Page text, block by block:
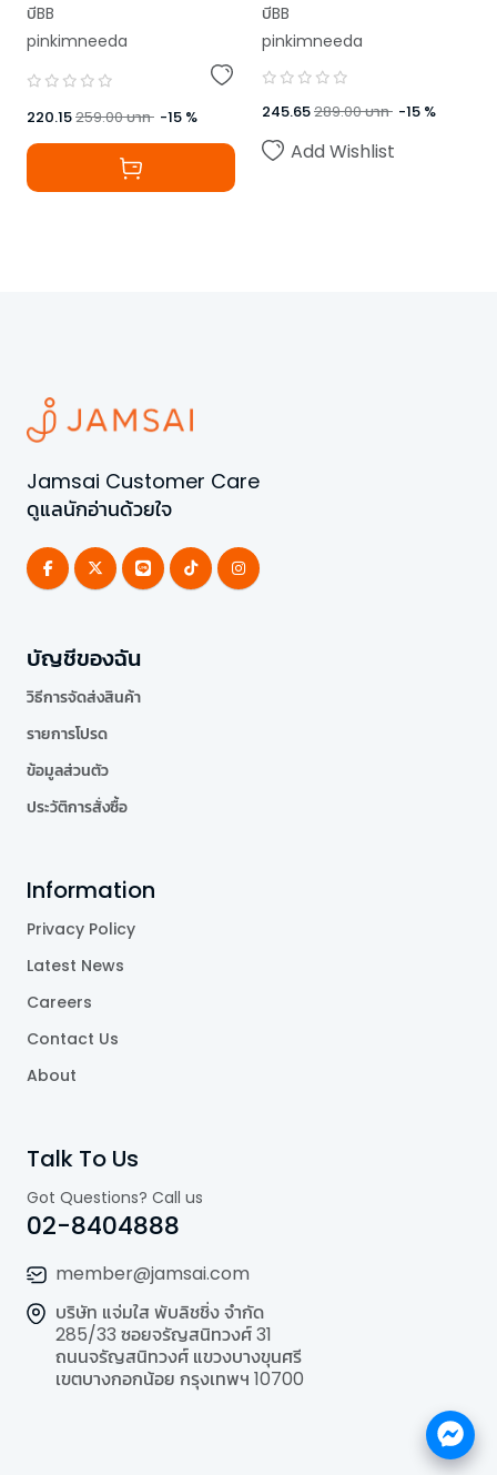
บีBB
pinkimneeda
220.15259.00บาท -15 %
บีBB
pinkimneeda
245.65289.00บาท -15 %
Add Wishlist
Jamsai Customer Care
ดูแลนักอ่านด้วยใจ
บัญชีของฉัน
วิธีการจัดส่งสินค้า
รายการโปรด
ข้อมูลส่วนตัว
ประวัติการสั่งซื้อ
Information
Privacy Policy
Latest News
Careers
Contact Us
About
Talk To Us
Got Questions? Call us
02-8404888
member@jamsai.com
บริษัท แจ่มใส พับลิชชิ่ง จำกัด
285/33 ซอยจรัญสนิทวงศ์ 31
ถนนจรัญสนิทวงศ์ แขวงบางขุนศรี
เขตบางกอกน้อย กรุงเทพฯ 10700